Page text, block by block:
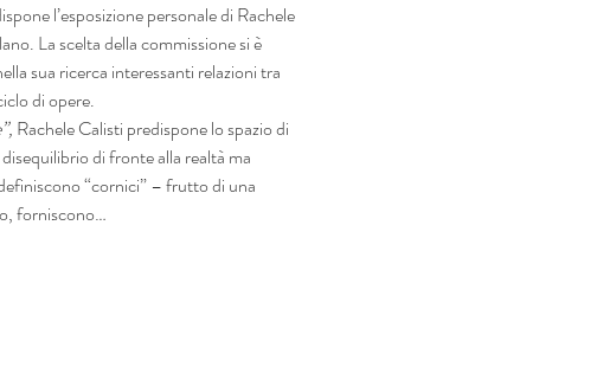
l’esposizione personale di Rachele
La scelta della commissione si è
sua ricerca interessanti relazioni tra
di opere.
Rachele Calisti predispone lo spazio di
di fronte alla realtà ma
“cornici” – frutto di una
forniscono…